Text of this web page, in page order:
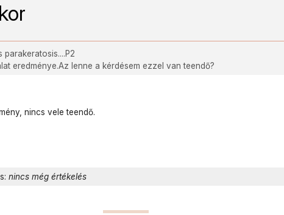
parakeratosis....P2
eredménye.Az lenne a kérdésem ezzel van teendő?
nincs vele teendő.
nincs még értékelés